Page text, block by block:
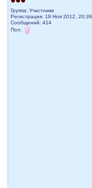
Группа: Участники
Регистрация: 19 Ноя 2012, 20:39
Сообщений: 414
Пол: